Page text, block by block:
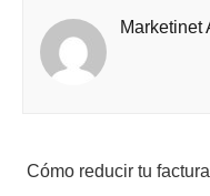
Marketinet
Cómo reducir tu